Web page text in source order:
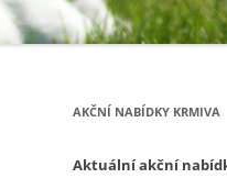
AKČNÍ NABÍDKY KRMIVA
Aktuální akční